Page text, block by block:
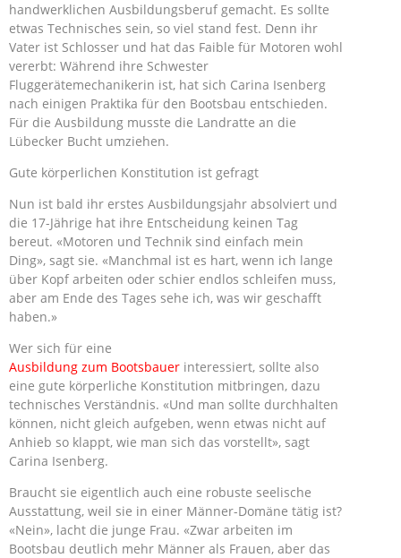
handwerklichen Ausbildungsberuf gemacht. Es sollte
etwas Technisches sein, so viel stand fest. Denn ihr
Vater ist Schlosser und hat das Faible für Motoren wohl
vererbt: Während ihre Schwester
Fluggerätemechanikerin ist, hat sich Carina Isenberg
nach einigen Praktika für den Bootsbau entschieden.
Für die Ausbildung musste die Landratte an die
Lübecker Bucht umziehen.
Gute körperlichen Konstitution ist gefragt
Nun ist bald ihr erstes Ausbildungsjahr absolviert und
die 17-Jährige hat ihre Entscheidung keinen Tag
bereut. «Motoren und Technik sind einfach mein
Ding», sagt sie. «Manchmal ist es hart, wenn ich lange
über Kopf arbeiten oder schier endlos schleifen muss,
aber am Ende des Tages sehe ich, was wir geschafft
haben.»
Wer sich für eine
Ausbildung zum Bootsbauer interessiert, sollte also
eine gute körperliche Konstitution mitbringen, dazu
technisches Verständnis. «Und man sollte durchhalten
können, nicht gleich aufgeben, wenn etwas nicht auf
Anhieb so klappt, wie man sich das vorstellt», sagt
Carina Isenberg.
Braucht sie eigentlich auch eine robuste seelische
Ausstattung, weil sie in einer Männer-Domäne tätig ist?
«Nein», lacht die junge Frau. «Zwar arbeiten im
Bootsbau deutlich mehr Männer als Frauen, aber das